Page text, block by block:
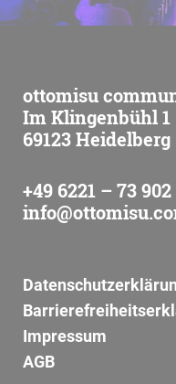
ottomisu
Im Klingenbühl 1
69123 Heidelberg
+49 6221 – 73
Impressum
AGB